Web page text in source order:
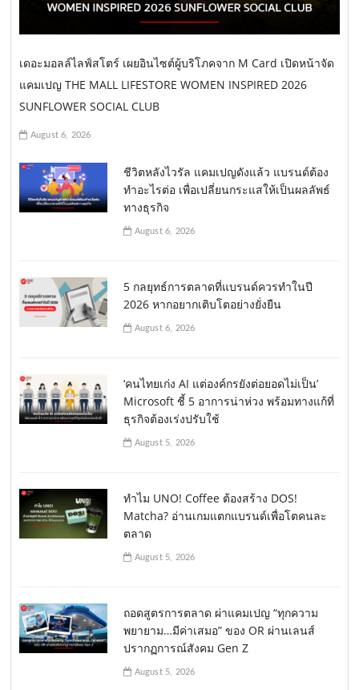
เดอะมอลล์ไลฟ์สโตร์ เผยอินไซต์ผู้บริโภคจาก M Card เปิดหน้าจัด
แคมเปญ THE MALL LIFESTORE WOMEN INSPIRED 2026
SUNFLOWER SOCIAL CLUB
August 6, 2026
ชีวิตหลังไวรัล แคมเปญดังแล้ว แบรนด์ต้อง
ทำอะไรต่อ เพื่อเปลี่ยนกระแสให้เป็นผลลัพธ์
ทางธุรกิจ
August 6, 2026
5 กลยุทธ์การตลาดที่แบรนด์ควรทำในปี
2026 หากอยากเติบโตอย่างยั่งยืน
August 6, 2026
‘คนไทยเก่ง AI แต่องค์กรยังต่อยอดไม่เป็น’
Microsoft ชี้ 5 อาการน่าห่วง พร้อมทางแก้ที่
ธุรกิจต้องเร่งปรับใช้
August 5, 2026
ทำไม UNO! Coffee ต้องสร้าง DOS!
Matcha? อ่านเกมแตกแบรนด์เพื่อโตคนละ
ตลาด
August 5, 2026
ถอดสูตรการตลาด ผ่าแคมเปญ “ทุกความ
พยายาม…มีค่าเสมอ” ของ OR ผ่านเลนส์
ปรากฏการณ์สังคม Gen Z
August 5, 2026